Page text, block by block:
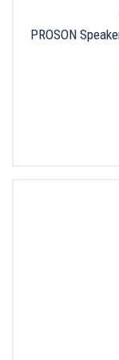
PROSON